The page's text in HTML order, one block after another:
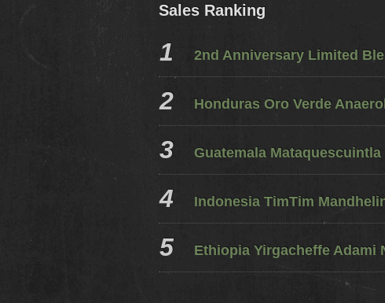
Sales Ranking
2nd Anniversary Limited
Honduras Oro Verde
Guatemala
Indonesia TimTim
Ethiopia Yirgacheffe Adami